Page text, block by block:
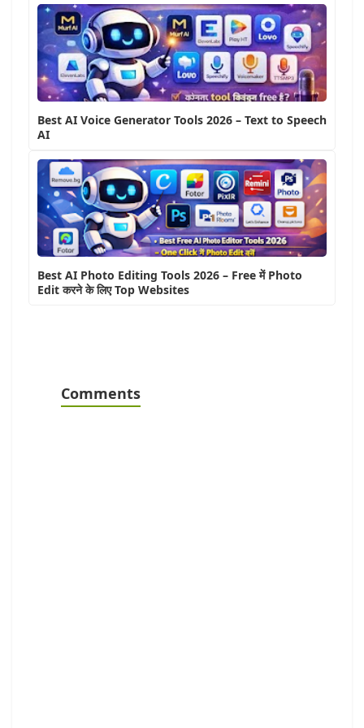
Best AI Voice Generator Tools 2026 – Text to Speech
AI
Best AI Photo Editing Tools 2026 – Free में Photo
Edit करने के लिए Top Websites
Comments